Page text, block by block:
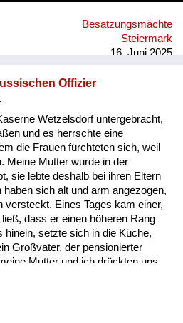
Besatzungsmächte
Steiermark
16. Juni 2025
Offizier
Wetzelsdorf untergebracht,
und es herrschte eine
die Frauen fürchteten sich, weil
Meine Mutter wurde in der
sie lebte deshalb bei ihren Eltern
sich alt und arm angezogen,
versteckt. Eines Tages kam einer,
dass er einen höheren Rang
hinein, setzte sich in die Küche,
Großvater, der pensionierter
Mutter und ich drückten uns